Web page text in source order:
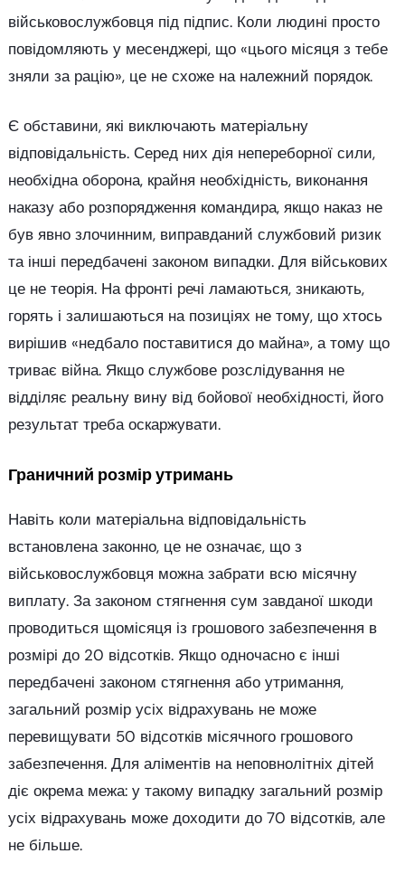
військовослужбовця під підпис. Коли людині просто
повідомляють у месенджері, що «цього місяця з тебе
зняли за рацію», це не схоже на належний порядок.
Є обставини, які виключають матеріальну
відповідальність. Серед них дія непереборної сили,
необхідна оборона, крайня необхідність, виконання
наказу або розпорядження командира, якщо наказ не
був явно злочинним, виправданий службовий ризик
та інші передбачені законом випадки. Для військових
це не теорія. На фронті речі ламаються, зникають,
горять і залишаються на позиціях не тому, що хтось
вирішив «недбало поставитися до майна», а тому що
триває війна. Якщо службове розслідування не
відділяє реальну вину від бойової необхідності, його
результат треба оскаржувати.
Граничний розмір утримань
Навіть коли матеріальна відповідальність
встановлена законно, це не означає, що з
військовослужбовця можна забрати всю місячну
виплату. За законом стягнення сум завданої шкоди
проводиться щомісяця із грошового забезпечення в
розмірі до 20 відсотків. Якщо одночасно є інші
передбачені законом стягнення або утримання,
загальний розмір усіх відрахувань не може
перевищувати 50 відсотків місячного грошового
забезпечення. Для аліментів на неповнолітніх дітей
діє окрема межа: у такому випадку загальний розмір
усіх відрахувань може доходити до 70 відсотків, але
не більше.